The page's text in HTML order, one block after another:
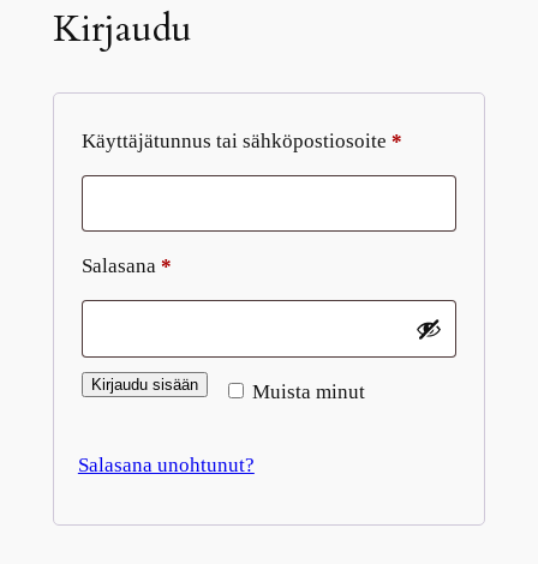
Kirjaudu
Käyttäjätunnus tai sähköpostiosoite *Vaaditaan
Salasana *Vaaditaan
Muista minut
Kirjaudu sisään
Salasana unohtunut?